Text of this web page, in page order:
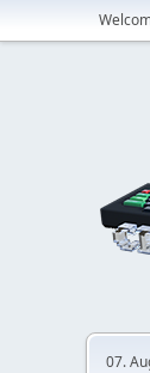
07.